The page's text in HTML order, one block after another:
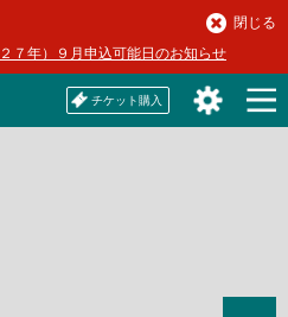
７年）９月申込可能日のお知らせ
閉じる
チケット購入